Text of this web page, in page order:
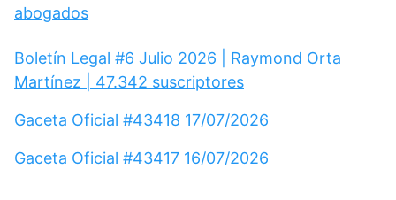
abogados
Boletín Legal #6 Julio 2026 | Raymond Orta
Martínez | 47.342 suscriptores
Gaceta Oficial #43418 17/07/2026
Gaceta Oficial #43417 16/07/2026